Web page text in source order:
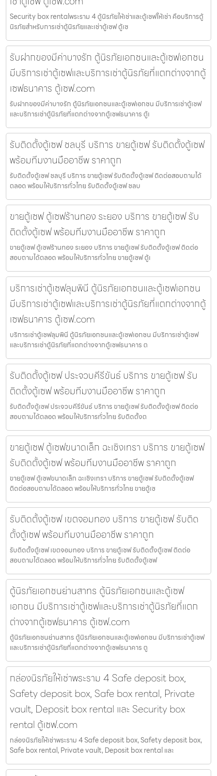
Security box rentalพระราม 4 ตู้นิรภัยให้เช่าและตู้เซฟให้เช่า คือบริการตู้
นิรภัยสำหรับการเช่าตู้นิรภัยและเช่าตู้เซฟ ตู้เซ
รับฝากของมีค่าบางรัก ตู้นิรภัยเอกชนและตู้เซฟเอกชน
มีบริการเช่าตู้เซฟและบริการเช่าตู้นิรภัยที่แตกต่างจากตู้
เซฟธนาคาร ตู้เซฟ.com
รับฝากของมีค่าบางรัก ตู้นิรภัยเอกชนและตู้เซฟเอกชน มีบริการเช่าตู้เซฟ
และบริการเช่าตู้นิรภัยที่แตกต่างจากตู้เซฟธนาคาร ตู้เ
รับติดตั้งตู้เซฟ ชลบุรี บริการ ขายตู้เซฟ รับติดตั้งตู้เซฟ
พร้อมทีมงานมืออาชีพ ราคาถูก
รับติดตั้งตู้เซฟ ชลบุรี บริการ ขายตู้เซฟ รับติดตั้งตู้เซฟ ติดต่อสอบถามได้
ตลอด พร้อมให้บริการทั่วไทย รับติดตั้งตู้เซฟ ชลบ
ขายตู้เซฟ ตู้เซฟร้านทอง ระยอง บริการ ขายตู้เซฟ รับ
ติดตั้งตู้เซฟ พร้อมทีมงานมืออาชีพ ราคาถูก
ขายตู้เซฟ ตู้เซฟร้านทอง ระยอง บริการ ขายตู้เซฟ รับติดตั้งตู้เซฟ ติดต่อ
สอบถามได้ตลอด พร้อมให้บริการทั่วไทย ขายตู้เซฟ ตู้เ
บริการเช่าตู้เซฟลุมพินี ตู้นิรภัยเอกชนและตู้เซฟเอกชน
มีบริการเช่าตู้เซฟและบริการเช่าตู้นิรภัยที่แตกต่างจากตู้
เซฟธนาคาร ตู้เซฟ.com
บริการเช่าตู้เซฟลุมพินี ตู้นิรภัยเอกชนและตู้เซฟเอกชน มีบริการเช่าตู้เซฟ
และบริการเช่าตู้นิรภัยที่แตกต่างจากตู้เซฟธนาคาร ต
รับติดตั้งตู้เซฟ ประจวบคีรีขันธ์ บริการ ขายตู้เซฟ รับ
ติดตั้งตู้เซฟ พร้อมทีมงานมืออาชีพ ราคาถูก
รับติดตั้งตู้เซฟ ประจวบคีรีขันธ์ บริการ ขายตู้เซฟ รับติดตั้งตู้เซฟ ติดต่อ
สอบถามได้ตลอด พร้อมให้บริการทั่วไทย รับติดตั้งต
ขายตู้เซฟ ตู้เซฟขนาดเล็ก ฉะเชิงเทรา บริการ ขายตู้เซฟ
รับติดตั้งตู้เซฟ พร้อมทีมงานมืออาชีพ ราคาถูก
ขายตู้เซฟ ตู้เซฟขนาดเล็ก ฉะเชิงเทรา บริการ ขายตู้เซฟ รับติดตั้งตู้เซฟ
ติดต่อสอบถามได้ตลอด พร้อมให้บริการทั่วไทย ขายตู้เซ
รับติดตั้งตู้เซฟ เขตจอมทอง บริการ ขายตู้เซฟ รับติด
ตั้งตู้เซฟ พร้อมทีมงานมืออาชีพ ราคาถูก
รับติดตั้งตู้เซฟ เขตจอมทอง บริการ ขายตู้เซฟ รับติดตั้งตู้เซฟ ติดต่อ
สอบถามได้ตลอด พร้อมให้บริการทั่วไทย รับติดตั้งตู้เซฟ
ตู้นิรภัยเอกชนย่านสาทร ตู้นิรภัยเอกชนและตู้เซฟ
เอกชน มีบริการเช่าตู้เซฟและบริการเช่าตู้นิรภัยที่แตก
ต่างจากตู้เซฟธนาคาร ตู้เซฟ.com
ตู้นิรภัยเอกชนย่านสาทร ตู้นิรภัยเอกชนและตู้เซฟเอกชน มีบริการเช่าตู้เซฟ
และบริการเช่าตู้นิรภัยที่แตกต่างจากตู้เซฟธนาคาร ตู
กล่องนิรภัยให้เช่าพระราม 4 Safe deposit box,
Safety deposit box, Safe box rental, Private
vault, Deposit box rental และ Security box
rental ตู้เซฟ.com
กล่องนิรภัยให้เช่าพระราม 4 Safe deposit box, Safety deposit box,
Safe box rental, Private vault, Deposit box rental และ